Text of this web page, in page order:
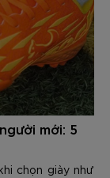
mới: 5
chọn giày như